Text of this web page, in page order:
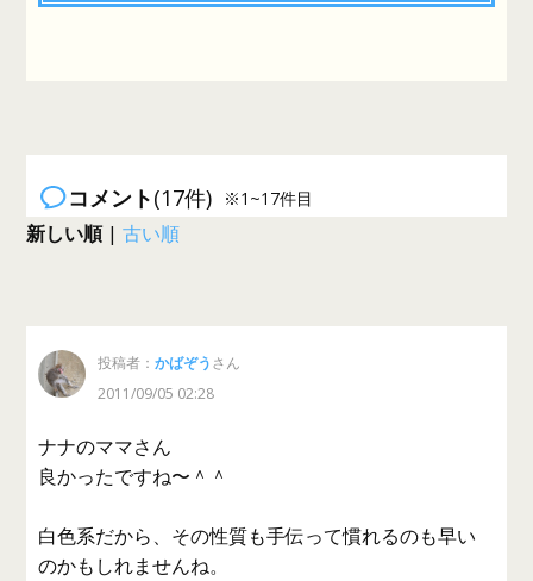
コメント(17件) ※1~17件目
新しい順|古い順
投稿者：かばぞうさん
2011/09/05 02:28
ナナのママさん
良かったですね〜＾＾
白色系だから、その性質も手伝って慣れるのも早い
のかもしれませんね。